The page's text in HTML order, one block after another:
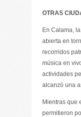
OTRAS
En Calama,
abierta en
recorridos
música en
actividades
alcanzó una
Mientras que
permitieron